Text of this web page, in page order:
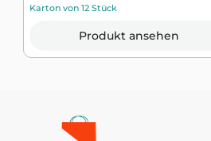
Karton von 12 Stück
Produkt ansehen